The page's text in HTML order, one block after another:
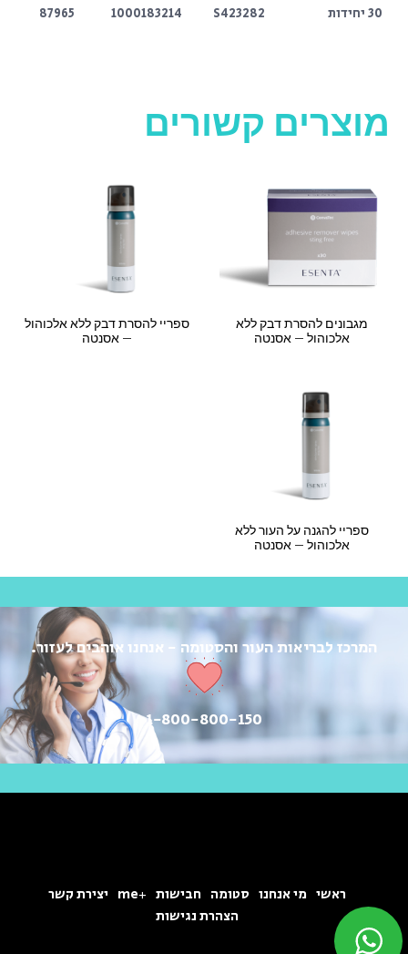
30 יחידות S423282
1000183214
87965
מוצרים קשורים
מגבונים להסרת דבק ללא
אלכוהול – אסנטה
ספריי להסרת דבק ללא אלכוהול
– אסנטה
ספריי להגנה על העור ללא
אלכוהול – אסנטה
המרכז לבריאות העור והסטומה - אנחנו אוהבים לעזור.
1-800-800-150
ראשי מי אנחנו סטומה חבישות +me
יצירת קשר
הצהרת נגישות